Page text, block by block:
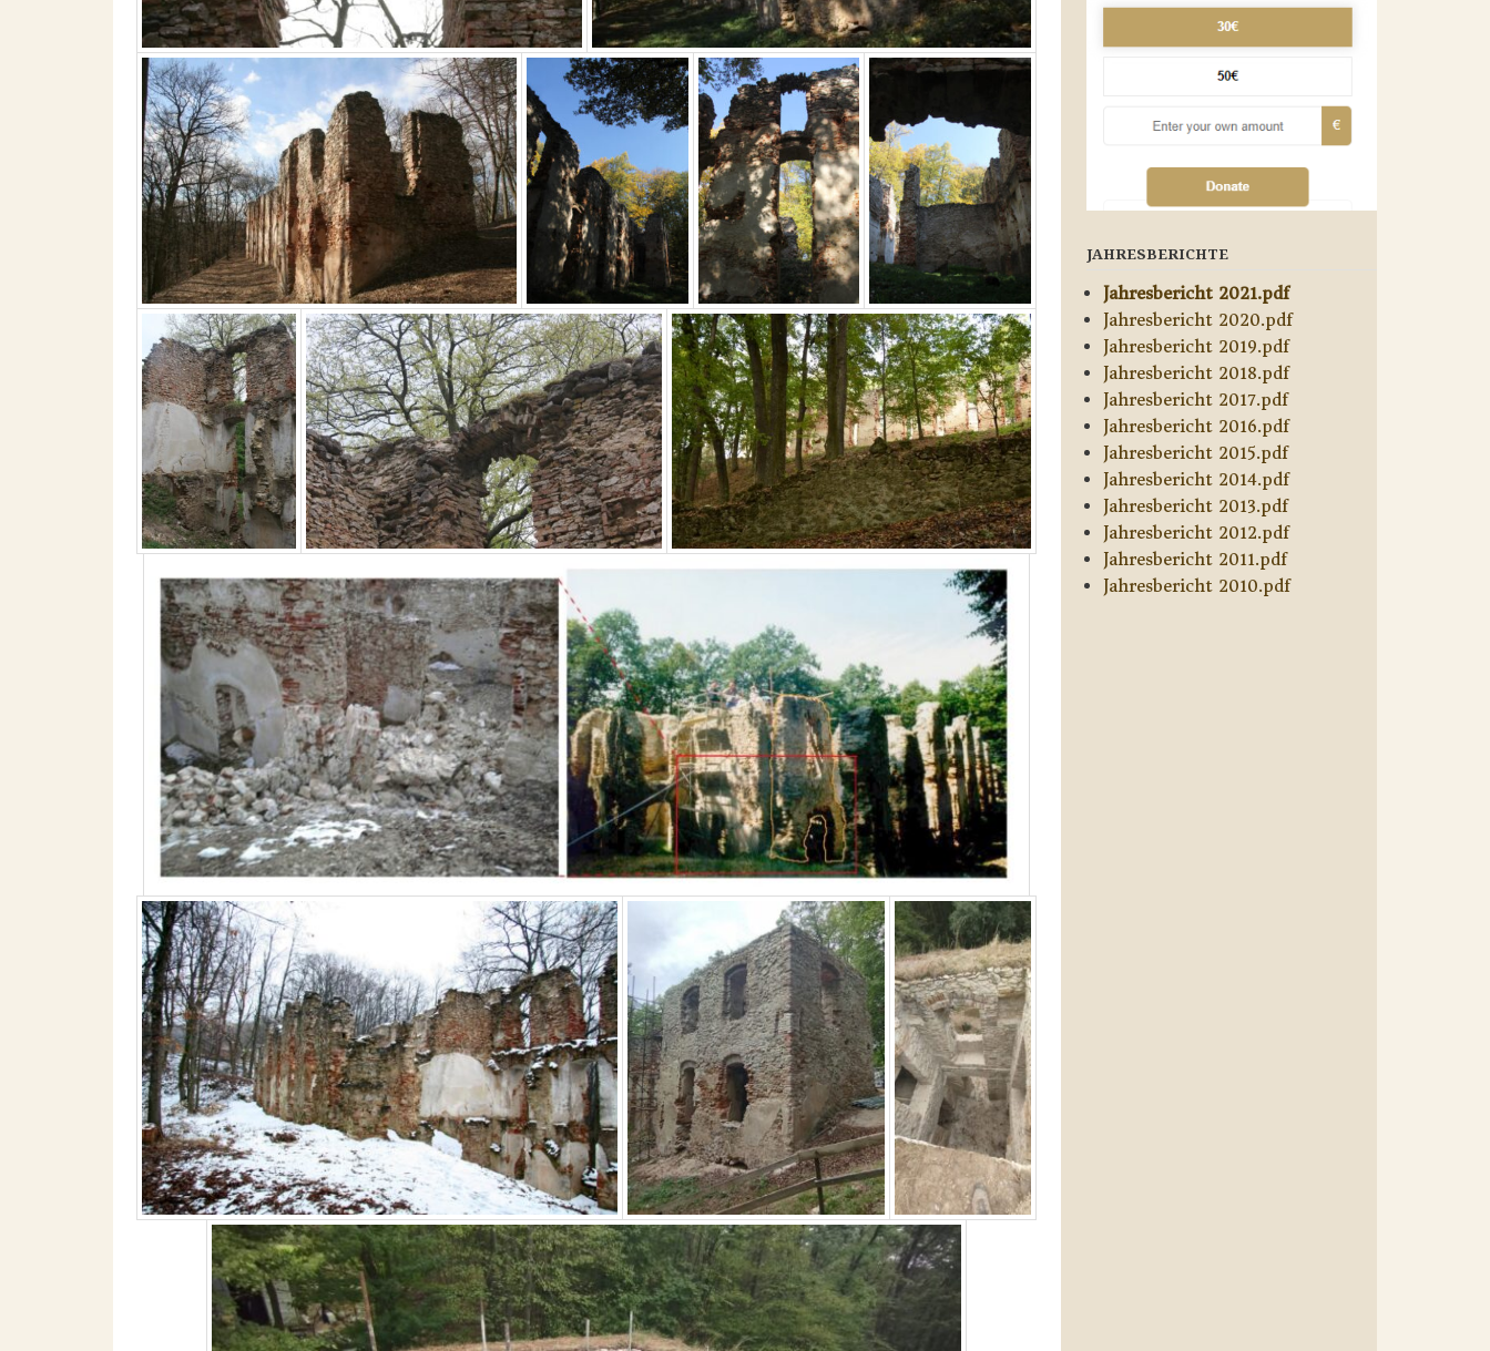
JAHRESBERICHTE
Jahresbericht 2021.pdf
Jahresbericht 2020.pdf
Jahresbericht 2019.pdf
Jahresbericht 2018.pdf
Jahresbericht 2017.pdf
Jahresbericht 2016.pdf
Jahresbericht 2015.pdf
Jahresbericht 2014.pdf
Jahresbericht 2013.pdf
Jahresbericht 2012.pdf
Jahresbericht 2011.pdf
Jahresbericht 2010.pdf